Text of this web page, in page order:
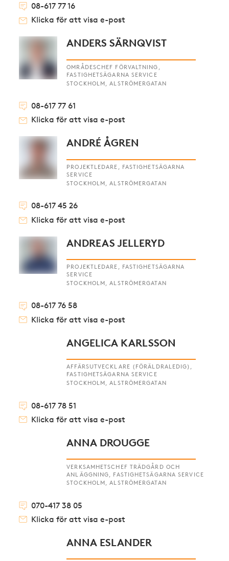
08-617 77 16
Klicka för att visa e-post
ANDERS SÄRNQVIST
OMRÅDESCHEF FÖRVALTNING,
FASTIGHETSÄGARNA SERVICE
STOCKHOLM, ALSTRÖMERGATAN
08-617 77 61
Klicka för att visa e-post
ANDRÉ ÅGREN
PROJEKTLEDARE, FASTIGHETSÄGARNA
SERVICE
STOCKHOLM, ALSTRÖMERGATAN
08-617 45 26
Klicka för att visa e-post
ANDREAS JELLERYD
PROJEKTLEDARE, FASTIGHETSÄGARNA
SERVICE
STOCKHOLM, ALSTRÖMERGATAN
08-617 76 58
Klicka för att visa e-post
ANGELICA KARLSSON
AFFÄRSUTVECKLARE (FÖRÄLDRALEDIG),
FASTIGHETSÄGARNA SERVICE
STOCKHOLM, ALSTRÖMERGATAN
08-617 78 51
Klicka för att visa e-post
ANNA DROUGGE
VERKSAMHETSCHEF TRÄDGÅRD OCH
ANLÄGGNING, FASTIGHETSÄGARNA SERVICE
STOCKHOLM, ALSTRÖMERGATAN
070-417 38 05
Klicka för att visa e-post
ANNA ESLANDER